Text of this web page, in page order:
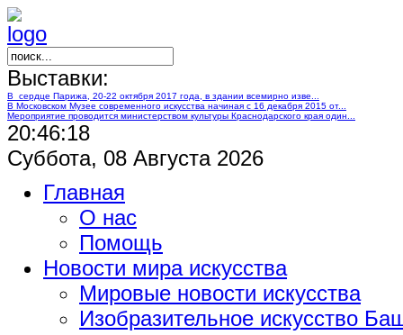
Выставки:
В сердце Парижа, 20-22 октября 2017 года, в здании всемирно изве...
В Московском Музее современного искусства начиная с 16 декабря 2015 от...
Мероприятие проводится министерством культуры Краснодарского края один...
20:46:19
Суббота, 08 Августа 2026
Главная
О нас
Помощь
Новости мира искусства
Мировые новости искусства
Изобразительное искусство